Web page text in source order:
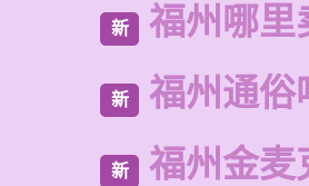
新 福州哪里
新 福州通俗
新 福州金麦